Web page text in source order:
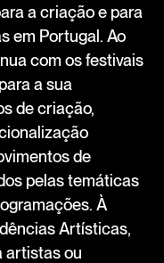
a criação e para
em Portugal. Ao
com os festivais
a sua
de criação,
de
pelas temáticas
À
Artísticas,
artistas ou